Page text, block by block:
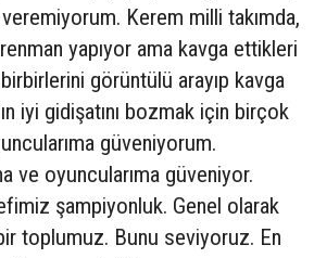
Kerem milli takımda,
yapıyor ama kavga ettikleri
görüntülü arayıp kavga
iyi gidişatını bozmak için birçok
güveniyorum.
ve oyuncularıma güveniyor.
şampiyonluk. Genel olarak
toplumuz. Bunu seviyoruz. En